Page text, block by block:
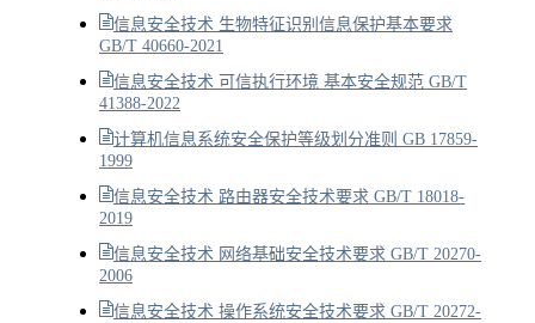
信息安全技术 生物特征识别信息保护基本要求
GB/T 40660-2021
信息安全技术 可信执行环境 基本安全规范 GB/T
41388-2022
计算机信息系统安全保护等级划分准则 GB 17859-
1999
信息安全技术 路由器安全技术要求 GB/T 18018-
2019
信息安全技术 网络基础安全技术要求 GB/T 20270-
2006
信息安全技术 操作系统安全技术要求 GB/T 20272-